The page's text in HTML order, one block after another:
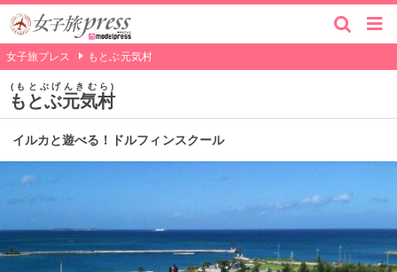
女子旅プレス もとぶ元気村
もとぶ元気村
もとぶげんきむら
イルカと遊べる！ドルフィンスクール